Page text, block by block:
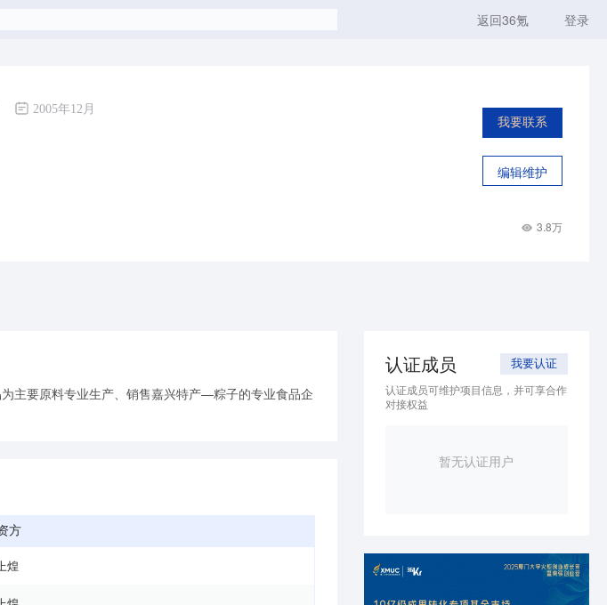
返回36氪 登录
2005年12月
我要联系
编辑维护
3.8万
主要原料专业生产、销售嘉兴特产—粽子的专业食品企
方
煌
认证成员 我要认证
认证成员可维护项目信息，并可享合作
对接权益
暂无认证用户